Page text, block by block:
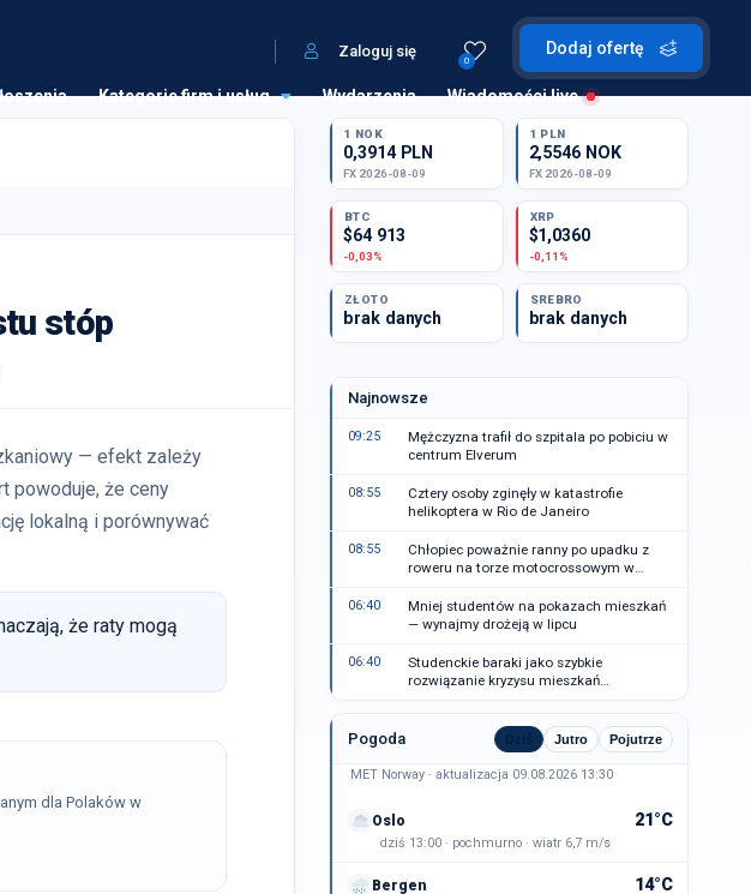
Dodaj ofertę
0
Zaloguj się
Kategorie firm i usług Wydarzenia Wiadomości live
stóp
— efekt zależy
powoduje, że ceny
lokalną i porównywać
że raty mogą
dla Polaków w
1 NOK
0,3914 PLN
FX 2026-08-09
1 PLN
2,5546 NOK
FX 2026-08-09
BTC
$64 913
-0,03%
XRP
$1,0360
-0,11%
ZŁOTO
brak danych
SREBRO
brak danych
Najnowsze
09:25
Mężczyzna trafił do szpitala po pobiciu w
centrum Elverum
08:55
Cztery osoby zginęły w katastrofie
helikoptera w Rio de Janeiro
08:55
Chłopiec poważnie ranny po upadku z
roweru na torze motocrossowym w
06:40
Mniej studentów na pokazach mieszkań
— wynajmy drożeją w lipcu
06:40
Studenckie baraki jako szybkie
rozwiązanie kryzysu mieszkań
studenckich w Vestland
Pogoda Dziś Jutro Pojutrze
MET Norway · aktualizacja 09.08.2026 13:30
Oslo 21°C
dziś 13:00 · pochmurno · wiatr 6,7 m/s
Bergen 14°C